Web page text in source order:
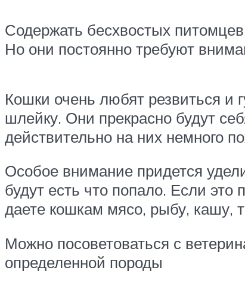
Содержать бесхвостых
Но они постоянно требуют
Кошки очень любят резвиться и
шлейку. Они прекрасно будут
действительно на них немного
Особое внимание придется
будут есть что попало. Если
даете кошкам мясо, рыбу, кашу,
Можно посоветоваться с
определенной породы